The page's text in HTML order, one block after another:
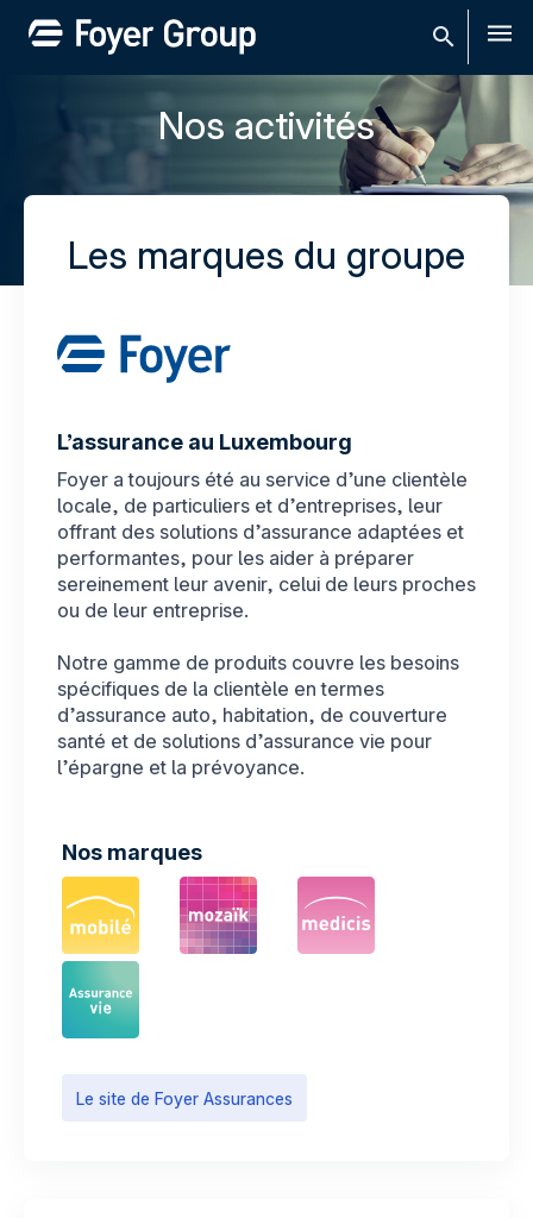
Nos activités
Les marques du groupe
L’assurance au Luxembourg
Foyer a toujours été au service d’une clientèle
locale, de particuliers et d’entreprises, leur
offrant des solutions d’assurance adaptées et
performantes, pour les aider à préparer
sereinement leur avenir, celui de leurs proches
ou de leur entreprise.
Notre gamme de produits couvre les besoins
spécifiques de la clientèle en termes
d’assurance auto, habitation, de couverture
santé et de solutions d’assurance vie pour
l’épargne et la prévoyance.
Nos marques
Le site de Foyer Assurances